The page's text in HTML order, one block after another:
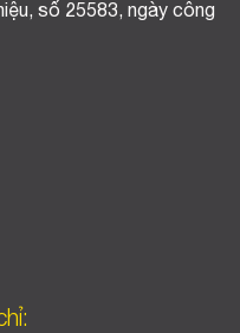
số 25583, ngày công